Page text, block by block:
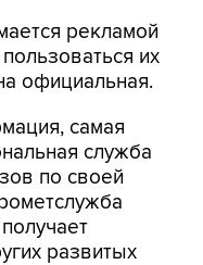
рекламой
их
официальная.
самая
служба
по своей
развитых